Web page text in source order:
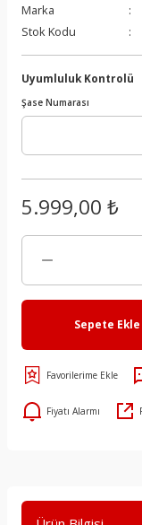
Marka
Stok Kodu
Uyumluluk Kontrolü
Şase Numarası
5.999,00 ₺
Sepete Ekle
Fiyatı Alarmı